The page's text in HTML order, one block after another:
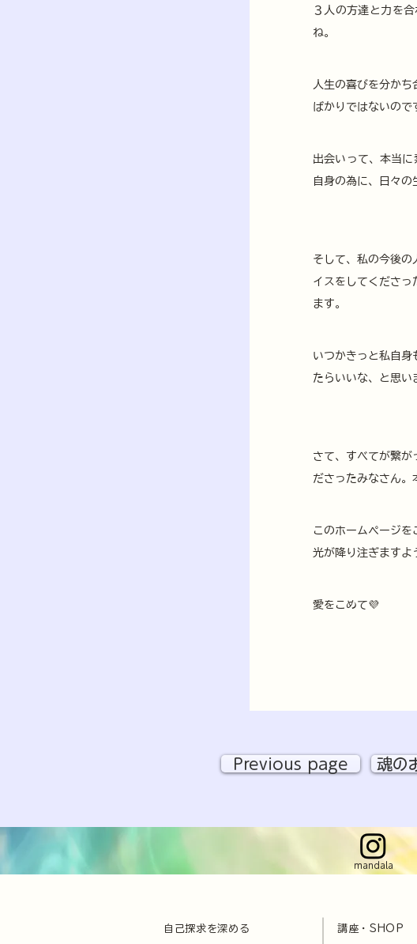
３人の方達と力を
ね。
人生の喜びを分か
ばかりではないので
出会いって、本当
自身の為に、日々の
そして、私の今後の
イスをしてくださっ
ます。
いつかきっと私自身
たらいいな、と思い
さて、すべてが繋が
ださったみなさん。
このホームページを
光が降り注ぎますよ
愛
Previous page 魂の
mandala
自己探求を深める 講座・SHOP